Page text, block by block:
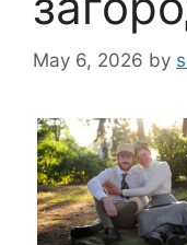
May 6, 2026 by